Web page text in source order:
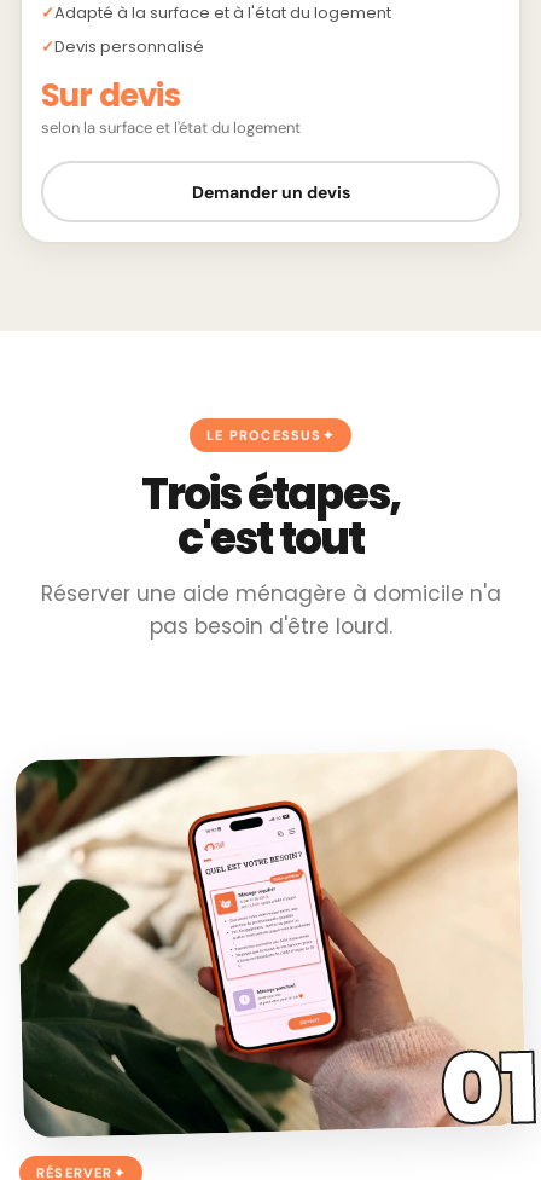
Adapté à la surface et à l'état du logement
Devis personnalisé
Sur devis
selon la surface et l'état du logement
Demander un devis
LE PROCESSUS
Trois étapes,
c'est tout
Réserver une aide ménagère à domicile n'a
pas besoin d'être lourd.
01
RÉSERVER